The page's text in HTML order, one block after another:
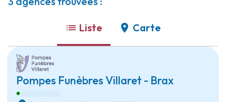
Liste Carte
Pompes Funèbres Villaret - Brax